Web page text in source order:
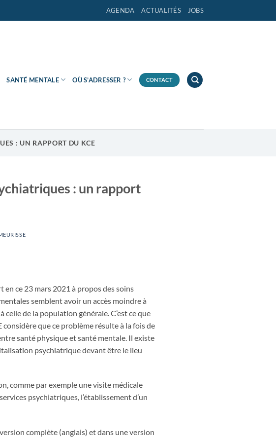
AGENDA ACTUALITÉS JOBS
SANTÉ MENTALE OÙ S’ADRESSER ? CONTACT
: UN RAPPORT DU KCE
: un rapport
en ce 23 mars 2021 à propos des soins
semblent avoir un accès moindre à
de la population générale. C’est ce que
que ce problème résulte à la fois de
santé physique et santé mentale. Il existe
psychiatrique devant être le lieu
comme par exemple une visite médicale
psychiatriques, l’établissement d’un
complète (anglais) et dans une version